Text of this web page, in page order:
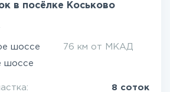
в посёлке Коськово
шоссе 76 км от МКАД
шоссе
8 соток